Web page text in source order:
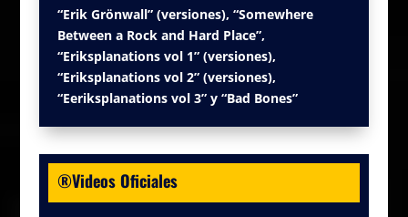
“Erik Grönwall” (versiones), “Somewhere
Between a Rock and Hard Place”,
“Eriksplanations vol 1” (versiones),
“Eriksplanations vol 2” (versiones),
“Eeriksplanations vol 3” y “Bad Bones”
®Videos Oficiales